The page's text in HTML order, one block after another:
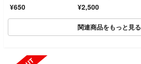
¥650 ¥2,500
関連商品をもっと見る